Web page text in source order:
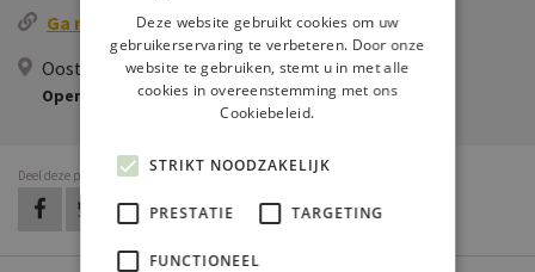
Ga naar de website
Oostweg 2, 4373RA Biggekerke, NL
Openen in Google Maps
Deel deze pagina
op Facebook
op Twitterop LinkedInop Pinterestop WhatsApp
via e-mail
Deze website gebruikt cookies om uw
gebruikerservaring te verbeteren. Door onze
website te gebruiken, stemt u in met alle
cookies in overeenstemming met ons
Cookiebeleid.
STRIKT NOODZAKELIJK
PRESTATIE TARGETING
FUNCTIONEEL